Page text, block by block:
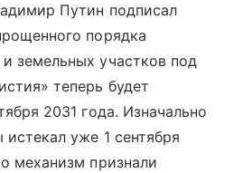
Путин подписал
порядка
земельных участков под
теперь будет
2031 года. Изначально
уже 1 сентября
механизм признали